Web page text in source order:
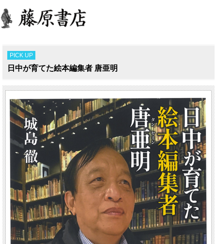
PICK UP
日中が育てた絵本編集者 唐亜明